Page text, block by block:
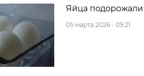
Яйца подорожали
05 марта 2026 - 09:21